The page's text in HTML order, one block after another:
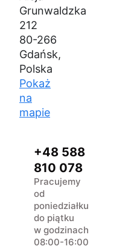
Grunwaldzka
212
80-266
Gdańsk,
Polska
Pokaż
na
mapie
+48 588
810 078
Pracujemy
od
poniedziałku
do piątku
w godzinach
08:00-16:00